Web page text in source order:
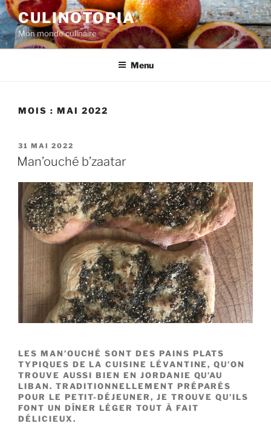
Aller
au
contenu
principal
CULINOTOPIA
Mon monde culinaire
Menu
MOIS : MAI 2022
PUBLIÉ
LE
31 MAI 2022
Man’ouché b’zaatar
LES MAN’OUCHÉ SONT DES PAINS PLATS
TYPIQUES DE LA CUISINE LÉVANTINE, QU’ON
TROUVE AUSSI BIEN EN JORDANIE QU’AU
LIBAN. TRADITIONNELLEMENT PRÉPARÉS
POUR LE PETIT-DÉJEUNER, JE TROUVE QU’ILS
FONT UN DÎNER LÉGER TOUT À FAIT
DÉLICIEUX.